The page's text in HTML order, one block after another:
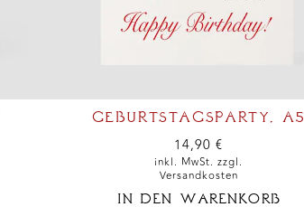
GEBURTSTAGSPARTY, A5
14,90€
inkl. MwSt. zzgl.
Versandkosten
IN DEN WARENKORB